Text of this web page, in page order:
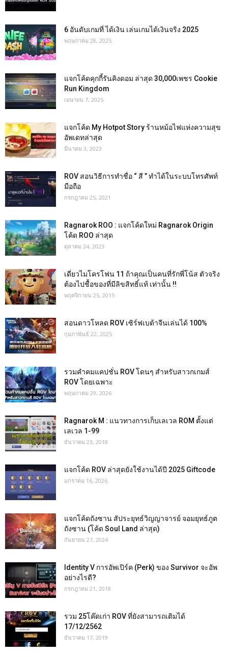
6 อันดับเกมที่ ได้เงิน เล่นเกมได้เงินจริง 2025
พฤษภาคม 28, 2025
แจกโค้ดคุกกี้รันคิงดอม ล่าสุด 30,000เพชร Cookie
Run Kingdom
เมษายน 7, 2025
แจกโค้ด My Hotpot Story ร้านหม้อไฟแห่งความสุข
อัพเดทล่าสุด
มีนาคม 3, 2023
ROV สอนวิธีการทำชื่อ “ สี ” ทำได้ในระบบโทรศัพท์
มือถือ
กรกฎาคม 25, 2021
Ragnarok ROO : แจกโค้ดใหม่ Ragnarok Origin
โค้ด ROO ล่าสุด
ตุลาคม 24, 2023
เดี่ยวไมโครโฟน 11 ถ้าคุณเป็นคนที่รักพี่โน้ส ตัวจริง
ต้องไปชื้อของที่มีลิขสิทธิ์แท้ เท่านั้น !!
พฤศจิกายน 25, 2015
สอนดาวโหลด ROV เซิร์ฟเบต้าจีนเล่นได้ 100%
กุมภาพันธ์ 22, 2025
รวมคำคมแคปชั่น ROV โดนๆ สำหรับสาวกเกมส์
ROV โดยเฉพาะ
พฤษภาคม 29, 2026
Ragnarok M : แนวทางการเก็บเลเวล ROM ตั้งแต่
เลเวล 1-99
ธันวาคม 23, 2018
แจกโค้ด ROV ล่าสุดยังใช้งานได้ปี 2025 Giftcode
มกราคม 16, 2026
แจกโค้ดถังซาน สัประยุทธ์วิญญาจารย์ จอมยุทธ์ภูต
ถังซาน (โค้ด Soul Land ล่าสุด)
กันยายน 27, 2024
Identity V การอัพเปิร์ค (Perk) ของ Survivor จะอัพ
อย่างไรดี?
กรกฎาคม 21, 2018
รวม 25โค๊ดเก่า ROV ที่ยังสามารถเติมได้
17/12/2562
ธันวาคม 17, 2019